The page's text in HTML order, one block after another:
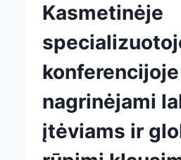
Kasmetinėje
nagrinėjami
įtėviams ir